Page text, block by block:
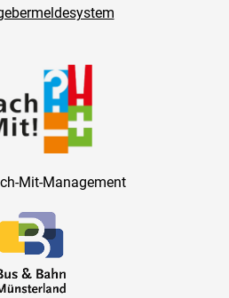
Mit-Management